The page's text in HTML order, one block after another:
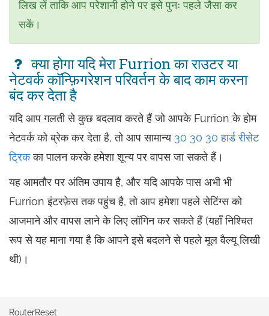
लिख लें ताकि आप परेशानी होने पर इसे पुनः पहले जैसा कर
सकें।
क्या होगा यदि मेरा Furrion का राउटर या
नेटवर्क कॉन्फ़िगरेशन परिवर्तन के बाद काम करना
बंद कर देता है
यदि आप गलती से कुछ बदलाव करते हैं जो आपके Furrion के होम
नेटवर्क को ब्रेक कर देता है, तो आप सामान्य 30 30 30 हार्ड रीसेट
ट्रिकका पालन करके हमेशा शून्य पर वापस जा सकते हैं।
यह आमतौर पर अंतिम उपाय है, और यदि आपके पास अभी भी
Furrion इंटरफ़ेस तक पहुंच है, तो आप हमेशा पहले सेटिंग्स को
आजमाने और वापस लाने के लिए लॉगिन कर सकते हैं (यहाँ निश्चित
रूप से यह माना गया है कि आपने इसे बदलने से पहले मूल वैल्यू लिखी
थी)।
RouterReset